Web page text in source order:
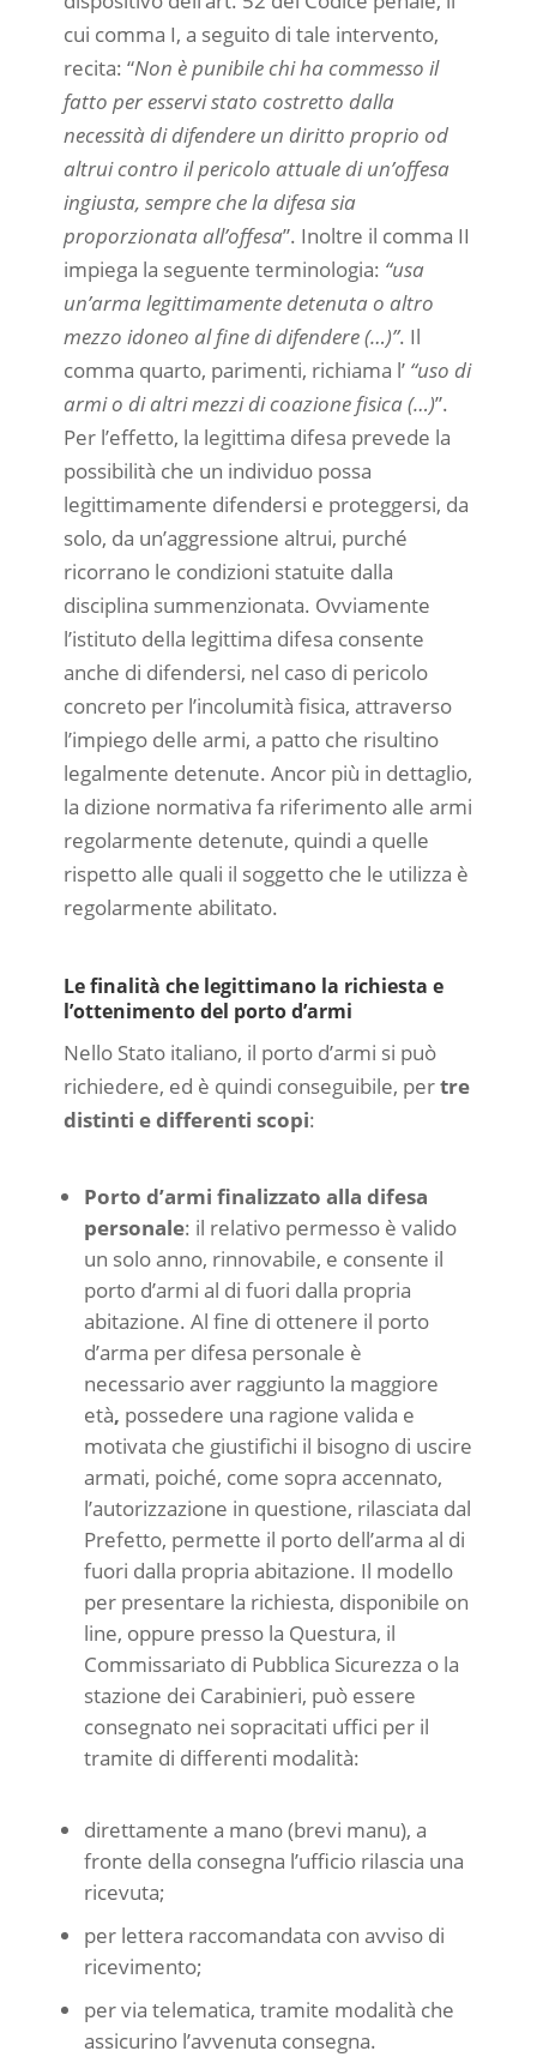
cui comma I, a seguito di tale intervento,
recita: “Non è punibile chi ha commesso il
fatto per esservi stato costretto dalla
necessità di difendere un diritto proprio od
altrui contro il pericolo attuale di un’offesa
ingiusta, sempre che la difesa sia
proporzionata all’offesa”. Inoltre il comma II
impiega la seguente terminologia: “usa
un’arma legittimamente detenuta o altro
mezzo idoneo al fine di difendere (…)”. Il
comma quarto, parimenti, richiama l’ “uso di
armi o di altri mezzi di coazione fisica (…)”.
Per l’effetto, la legittima difesa prevede la
possibilità che un individuo possa
legittimamente difendersi e proteggersi, da
solo, da un’aggressione altrui, purché
ricorrano le condizioni statuite dalla
disciplina summenzionata. Ovviamente
l’istituto della legittima difesa consente
anche di difendersi, nel caso di pericolo
concreto per l’incolumità fisica, attraverso
l’impiego delle armi, a patto che risultino
legalmente detenute. Ancor più in dettaglio,
la dizione normativa fa riferimento alle armi
regolarmente detenute, quindi a quelle
rispetto alle quali il soggetto che le utilizza è
regolarmente abilitato.
Le finalità che legittimano la richiesta e
l’ottenimento del porto d’armi
Nello Stato italiano, il porto d’armi si può
richiedere, ed è quindi conseguibile, pertre
distinti e differenti scopi:
Porto d’armi finalizzato alla difesa
personale: il relativo permesso è valido
un solo anno, rinnovabile, e consente il
porto d’armi al di fuori dalla propria
abitazione. Al fine di ottenere il porto
d’arma per difesa personale è
necessario aver raggiunto la maggiore
età, possedere una ragione valida e
motivata che giustifichi il bisogno di uscire
armati, poiché, come sopra accennato,
l’autorizzazione in questione, rilasciata dal
Prefetto, permette il porto dell’arma al di
fuori dalla propria abitazione. Il modello
per presentare la richiesta, disponibile on
line, oppure presso la Questura, il
Commissariato di Pubblica Sicurezza o la
stazione dei Carabinieri, può essere
consegnato nei sopracitati uffici per il
tramite di differenti modalità:
direttamente a mano (brevi manu), a
fronte della consegna l’ufficio rilascia una
ricevuta;
per lettera raccomandata con avviso di
ricevimento;
per via telematica, tramite modalità che
assicurino l’avvenuta consegna.